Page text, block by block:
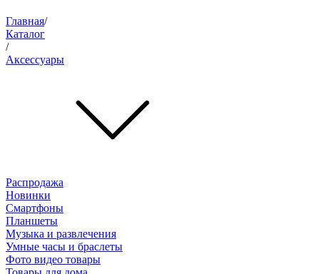
Главная/
Каталог
/
Аксессуары
Распродажа
Новинки
Смартфоны
Планшеты
Музыка и развлечения
Умные часы и браслеты
Фото видео товары